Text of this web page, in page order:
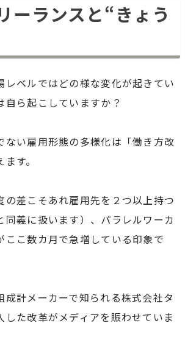
ーランスと“きょう
レベルではどの様な変化が起きてい
自ら起こしていますか？
ない雇用形態の多様化は「働き方改
す。
の差こそあれ雇用先を２つ以上持つ
同義に扱います）、パラレルワーカ
ここ数カ月で急増している印象で
成計メーカーで知られる株式会社タ
した改革がメディアを賑わせていま